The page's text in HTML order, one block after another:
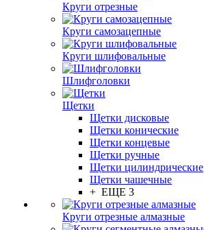
Круги отрезные
Круги самозацепные
Круги шлифовальные
Шлифголовки
Щетки
Щетки дисковые
Щетки конические
Щетки концевые
Щетки ручные
Щетки цилиндрические
Щетки чашечные
+ ЕЩЕ 3
Круги отрезные алмазные